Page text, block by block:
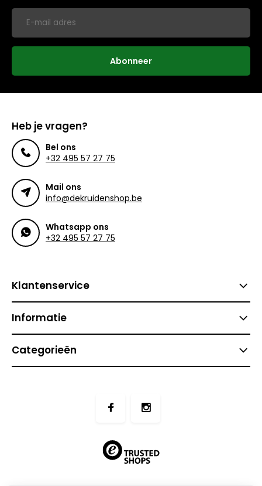
Abonneer
Heb je vragen?
Bel ons
+32 495 57 27 75
Mail ons
info@dekruidenshop.be
Whatsapp ons
+32 495 57 27 75
Klantenservice
Informatie
Categorieën